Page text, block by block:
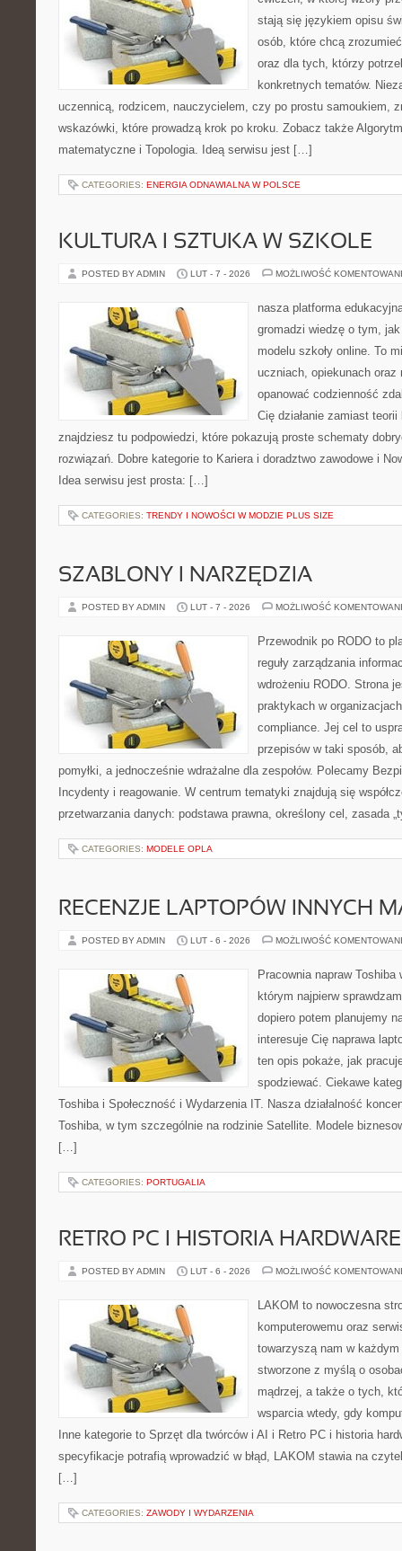
stają się językiem opisu
osób, które chcą
oraz dla tych, którzy
konkretnych tematów.
uczennicą, rodzicem, nauczycielem, czy po prostu samoukiem,
wskazówki, które prowadzą krok po kroku. Zobacz także
matematyczne i Topologia. Ideą serwisu jest […]
CATEGORIES: ENERGIA ODNAWIALNA W POLSCE
KULTURA I SZTUKA W SZKOLE
POSTED BY ADMIN LUT - 7 - 2026 MOŻLIWOŚĆ
nasza platforma
gromadzi wiedzę o tym,
modelu szkoły online. To
uczniach, opiekunach
opanować codzienność
Cię działanie zamiast
znajdziesz tu podpowiedzi, które pokazują proste schematy
rozwiązań. Dobre kategorie to Kariera i doradztwo zawodowe i
Idea serwisu jest prosta: […]
CATEGORIES: TRENDY I NOWOŚCI W MODZIE PLUS SIZE
SZABLONY I NARZĘDZIA
POSTED BY ADMIN LUT - 7 - 2026 MOŻLIWOŚĆ
Przewodnik po RODO to
reguły zarządzania
wdrożeniu RODO. Strona
praktykach w
compliance. Jej cel to
przepisów w taki sposób,
pomyłki, a jednocześnie wdrażalne dla zespołów. Polecamy
Incydenty i reagowanie. W centrum tematyki znajdują się
przetwarzania danych: podstawa prawna, określony cel, zasada
CATEGORIES: MODELE OPLA
RECENZJE LAPTOPÓW INNYCH
POSTED BY ADMIN LUT - 6 - 2026 MOŻLIWOŚĆ
Pracownia napraw
którym najpierw
dopiero potem planujemy
interesuje Cię naprawa
ten opis pokaże, jak
spodziewać. Ciekawe
Toshiba i Społeczność i Wydarzenia IT. Nasza działalność
Toshiba, w tym szczególnie na rodzinie Satellite. Modele
[…]
CATEGORIES: PORTUGALIA
RETRO PC I HISTORIA
POSTED BY ADMIN LUT - 6 - 2026 MOŻLIWOŚĆ
LAKOM to nowoczesna
komputerowemu oraz
towarzyszą nam w
stworzone z myślą o
mądrzej, a także o tych,
wsparcia wtedy, gdy
Inne kategorie to Sprzęt dla twórców i AI i Retro PC i historia
specyfikacje potrafią wprowadzić w błąd, LAKOM stawia na
[…]
CATEGORIES: ZAWODY I WYDARZENIA